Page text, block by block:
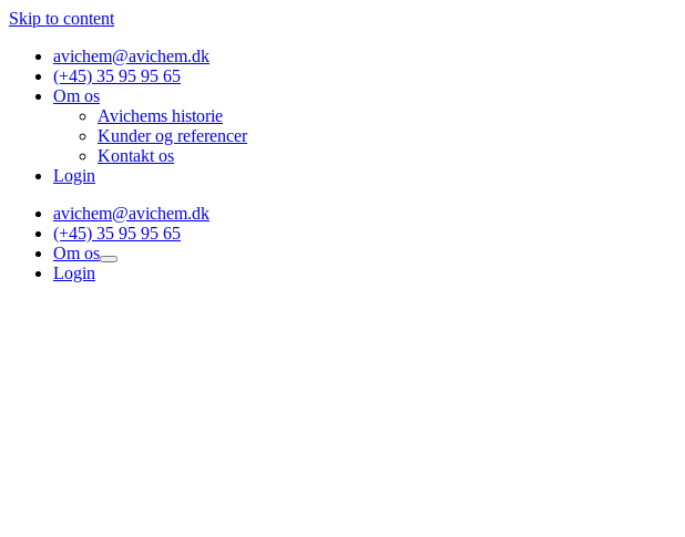
Skip to content
avichem@avichem.dk
(+45) 35 95 95 65
Om os
Avichems historie
Kunder og referencer
Kontakt os
Login
avichem@avichem.dk
(+45) 35 95 95 65
Om os
Login